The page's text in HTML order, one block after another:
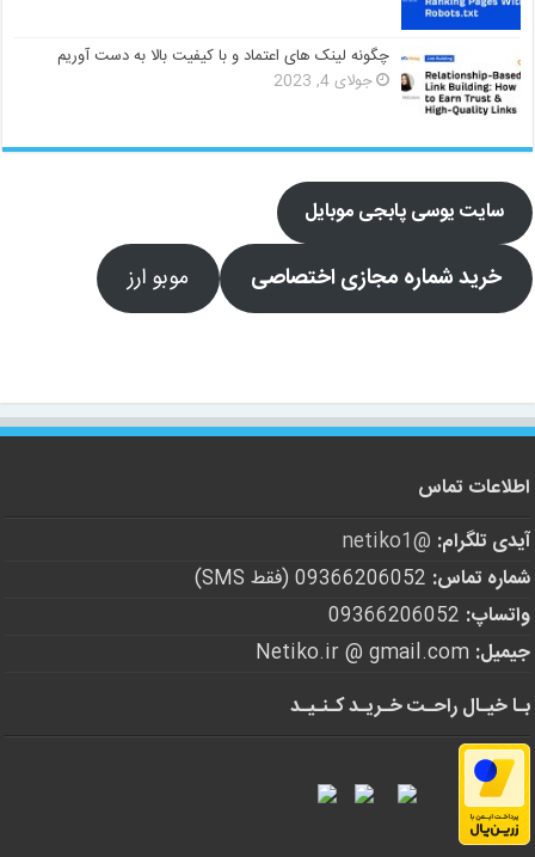
چگونه لینک های اعتماد و با کیفیت بالا به دست آوریم
جولای 4, 2023
سایت یوسی پابجی موبایل
خرید شماره مجازی اختصاصی موبو ارز
اطلاعات تماس
آیدی تلگرام: @netiko1
شماره تماس:
واتساپ:
جیمیل:
بـا خیـال راحـت خـریـد کـنـیـد